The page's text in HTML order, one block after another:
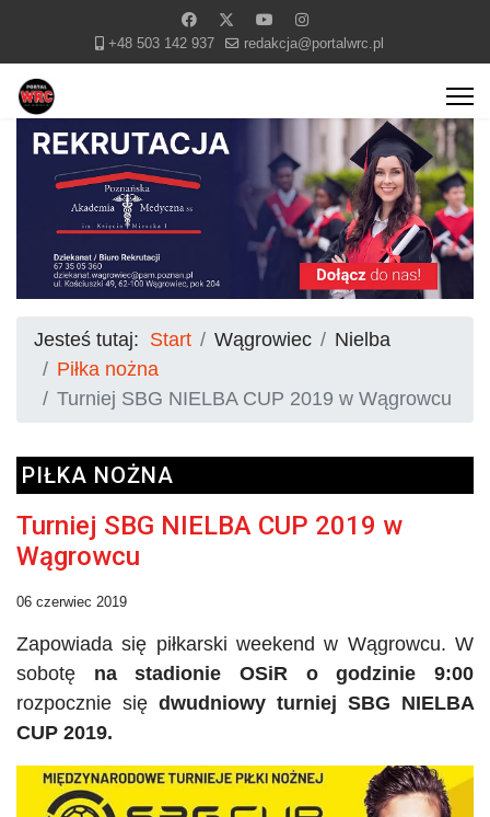
+48 503 142 937 redakcja@portalwrc.pl
Jesteś tutaj: Start Wągrowiec
Nielba
Piłka nożna
Turniej SBG NIELBA CUP 2019 w Wągrowcu
PIŁKA NOŻNA
Turniej SBG NIELBA CUP 2019 w
Wągrowcu
06 czerwiec 2019
Zapowiada się piłkarski weekend w Wągrowcu. W
sobotę na stadionieOSiR o godzinie 9:00
rozpocznie się dwudniowy turniej SBG NIELBA
CUP 2019.